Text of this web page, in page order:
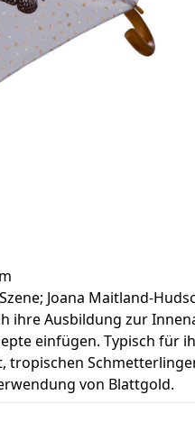
Joana Maitland-
ihre Ausbildung zur
einfügen. Typisch
tropischen
von Blattgold.